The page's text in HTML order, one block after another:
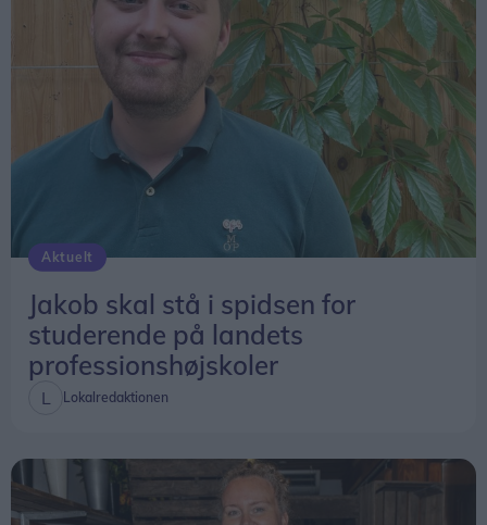
Aktuelt
Jakob skal stå i spidsen for
studerende på landets
professionshøjskoler
Lokalredaktionen